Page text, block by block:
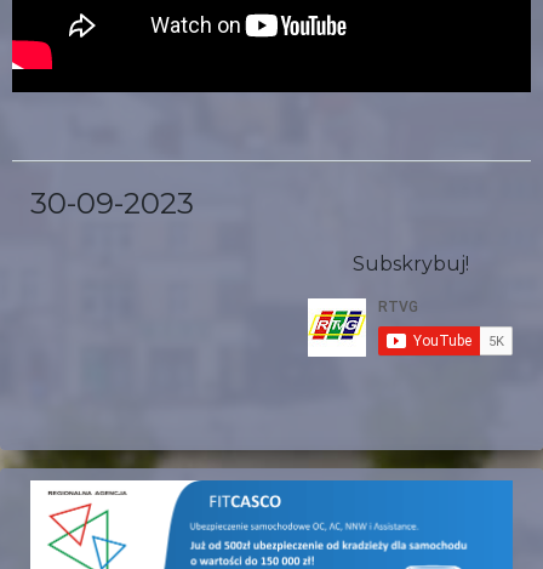
30-09-2023
Subskrybuj!